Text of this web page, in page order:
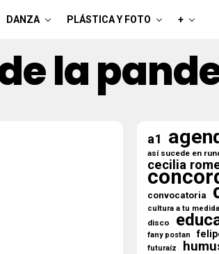
DANZA PLÁSTICA Y FOTO +
la
a1
así sucede en
cecilia
convocatoria
cultura a tu medida
disco
fany postan
futuraíz